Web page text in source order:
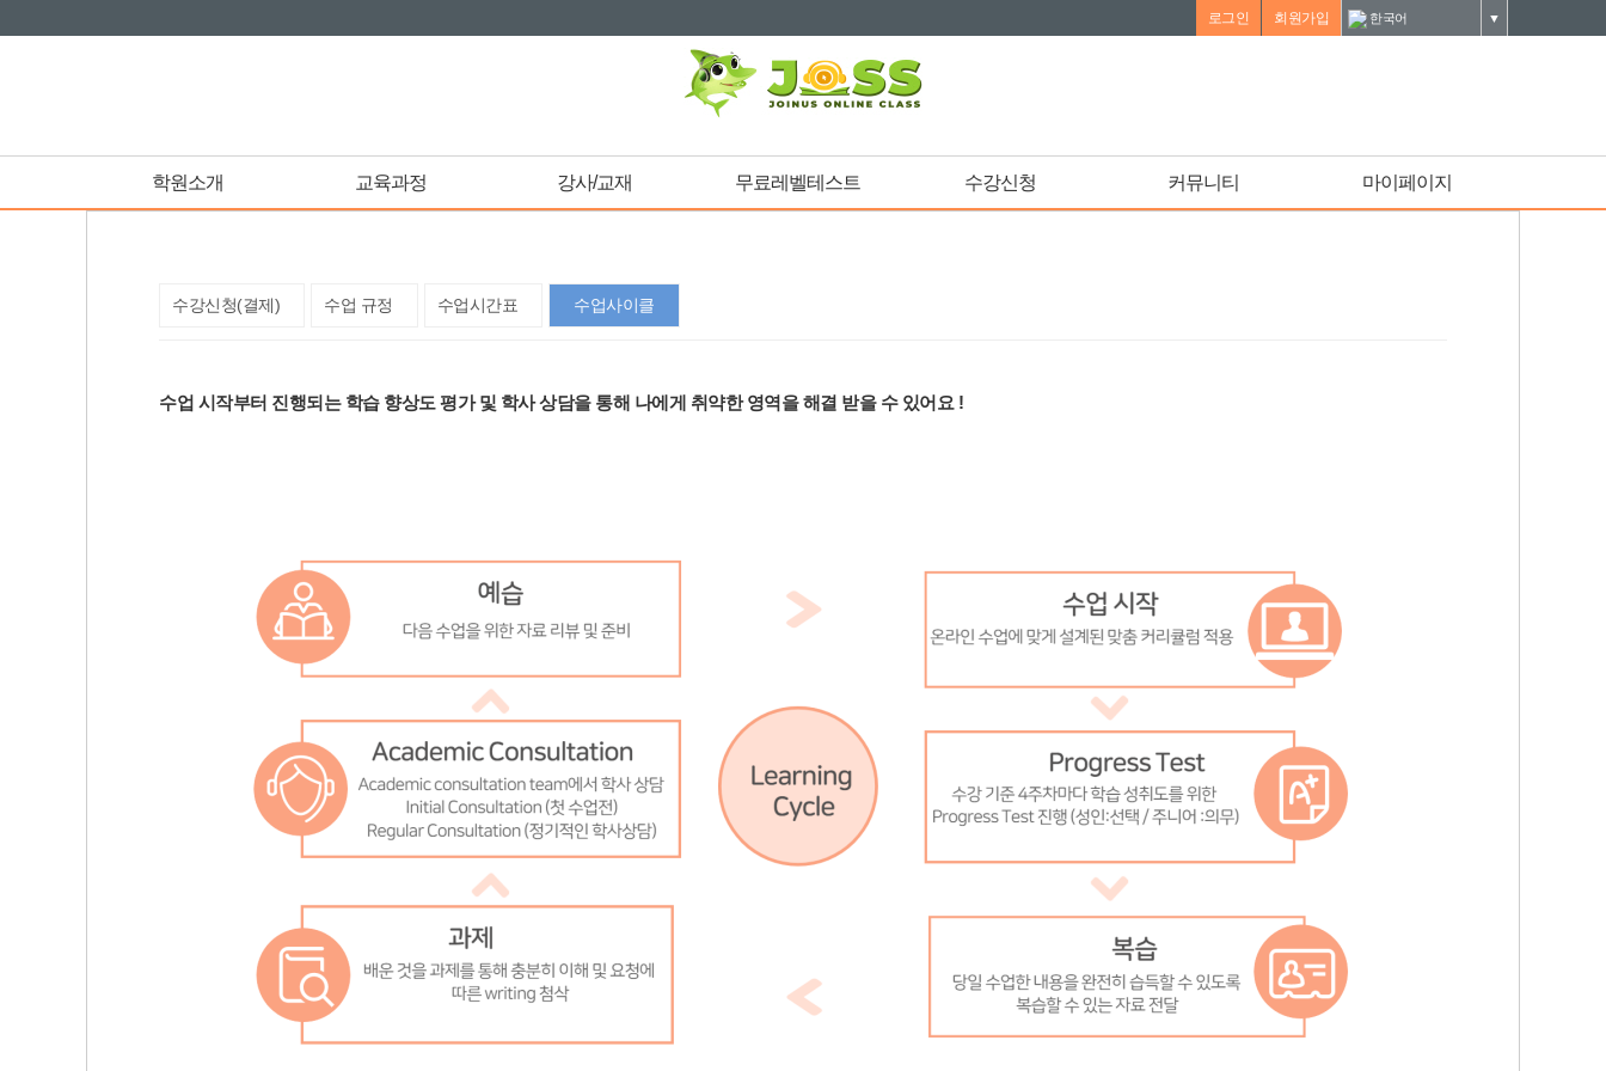
한국어 ▼
로그인 회원가입
학원소개 교육과정 강사/교재 무료레벨테스트 수강신청 커뮤니티 마이페이지
수강신청(결제) 수업 규정 수업시간표 수업사이클
수업 시작부터 진행되는 학습 향상도 평가 및 학사 상담을 통해 나에게 취약한 영역을 해결 받을 수 있어요 !